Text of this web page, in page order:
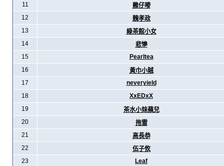
11
雞仔嘜
12
魏孝政
13
綠茶館小女
14
悲慘
15
Pearltea
16
黃巾小賊
17
neveryield
18
XxEDxX
19
茶水小妹蘋兒
20
拖雷
21
高長恭
22
伍子攸
23
Leaf